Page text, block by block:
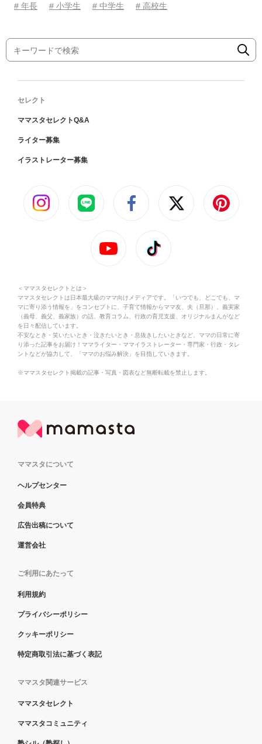
# 年長
# 小学生 # 中学生 # 高校生
セレクト
ママスタセレクトQ&A
ライター募集
イラストレーター募集
＜ママスタセレクトとは＞
ママスタセレクトは日本最大級のママ向けメディアです。「いつでも、どこでも、マ
マに寄り添う情報を」をコンセプトに、子育て情報からママ友、夫（旦那）、義実家
（義母、義父、義家族）の話、教育コラム、行政の育児支援、オリジナルまんがなど
を日々配信しています。
不安なとき・笑いたいとき・泣きたいとき・息抜きしたいときなど、ママの日常に寄
り添った記事をお届け！ママライター・ママイラストレーター・専門家・行政・タレ
ントなどが協力して、「ママのお悩み解決」を目指していきます。
※ママスタセレクト掲載の記事・写真・図表など無断転載を禁止します。
ママスタについて
ヘルプセンター
会員特典
広告出稿について
運営会社
ご利用にあたって
利用規約
プライバシーポリシー
クッキーポリシー
特定商取引法に基づく表記
ママスタ関連サービス
ママスタセレクト
ママスタコミュニティ